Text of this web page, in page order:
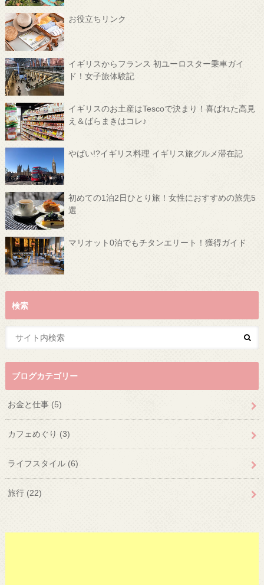
お役立ちリンク
イギリスからフランス 初ユーロスター乗車ガイ
ド！女子旅体験記
イギリスのお土産はTescoで決まり！喜ばれた高見
え＆ばらまきはコレ♪
やばい!?イギリス料理 イギリス旅グルメ滞在記
初めての1泊2日ひとり旅！女性におすすめの旅先5
選
マリオット0泊でもチタンエリート！獲得ガイド
検索
ブログカテゴリー
お金と仕事 (5)
カフェめぐり (3)
ライフスタイル (6)
旅行 (22)